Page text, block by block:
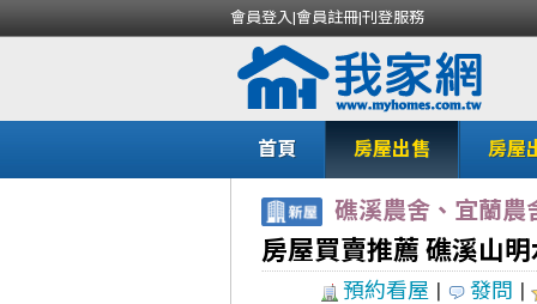
會員登入|會員註冊|刊登服務
首頁 房屋出售 房屋
礁溪農舍、宜蘭農
房屋買賣推薦 礁溪山
預約看屋 | 發問 |